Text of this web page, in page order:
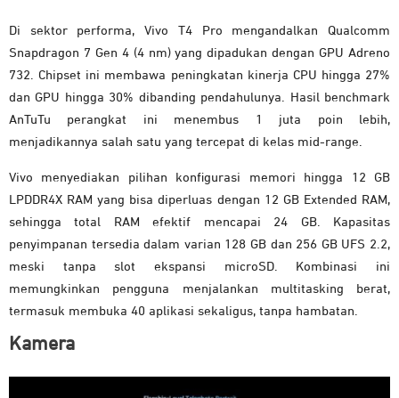
Di sektor performa, Vivo T4 Pro mengandalkan Qualcomm
Snapdragon 7 Gen 4 (4 nm) yang dipadukan dengan GPU Adreno
732. Chipset ini membawa peningkatan kinerja CPU hingga 27%
dan GPU hingga 30% dibanding pendahulunya. Hasil benchmark
AnTuTu perangkat ini menembus 1 juta poin lebih,
menjadikannya salah satu yang tercepat di kelas mid-range.
Vivo menyediakan pilihan konfigurasi memori hingga 12 GB
LPDDR4X RAM yang bisa diperluas dengan 12 GB Extended RAM,
sehingga total RAM efektif mencapai 24 GB. Kapasitas
penyimpanan tersedia dalam varian 128 GB dan 256 GB UFS 2.2,
meski tanpa slot ekspansi microSD. Kombinasi ini
memungkinkan pengguna menjalankan multitasking berat,
termasuk membuka 40 aplikasi sekaligus, tanpa hambatan.
Kamera